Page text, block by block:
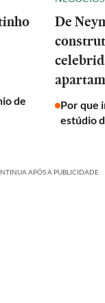
de
De
Por que
estúdio
APÓS A PUBLICIDADE